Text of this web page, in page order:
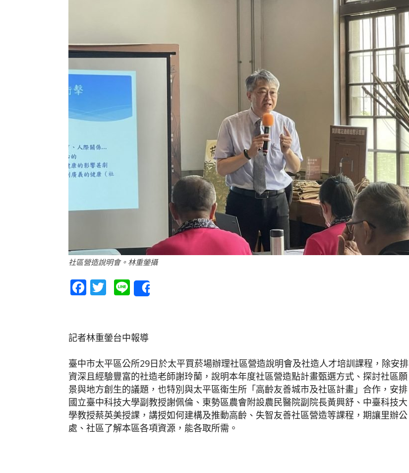
新
聞
社區營造說明會。林重鎣攝
Facebook
Twitter
Line
記者林重鎣台中報導
臺中市太平區公所29日於太平買菸場辦理社區營造說明會及社造人才培訓課程，除安排
資深且經驗豐富的社造老師謝玲蘭，說明本年度社區營造點計畫甄選方式、探討社區願
景與地方創生的議題，也特別與太平區衛生所「高齡友善城市及社區計畫」合作，安排
國立臺中科技大學副教授謝佩倫、東勢區農會附設農民醫院副院長黃興舒、中臺科技大
學教授蔡英美授課，講授如何建構及推動高齡、失智友善社區營造等課程，期讓里辦公
處、社區了解本區各項資源，能各取所需。